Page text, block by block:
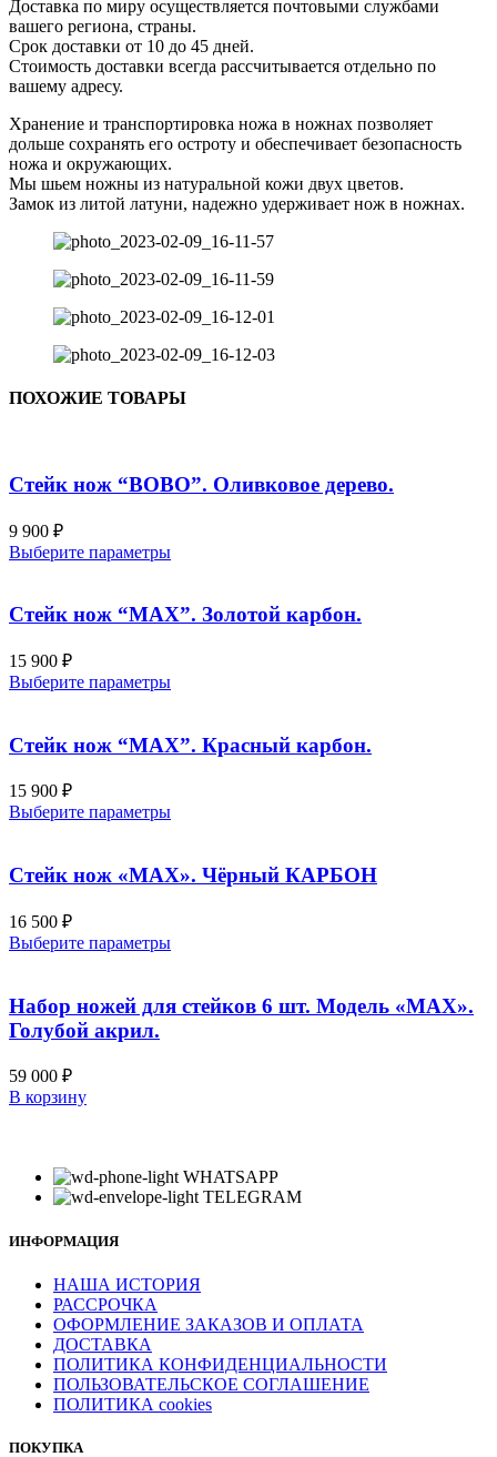
Доставка по миру осуществляется почтовыми службами
вашего региона, страны.
Срок доставки от 10 до 45 дней.
Стоимость доставки всегда рассчитывается отдельно по
вашему адресу.
Хранение и транспортировка ножа в ножнах позволяет
дольше сохранять его остроту и обеспечивает безопасность
ножа и окружающих.
Мы шьем ножны из натуральной кожи двух цветов.
Замок из литой латуни, надежно удерживает нож в ножнах.
ПОХОЖИЕ ТОВАРЫ
Стейк нож “BOBO”. Оливковое дерево.
9 900 ₽
Выберите параметрыЭтот
несколько
выбрать
товара.
Стейк нож “MAX”. Золотой карбон.
15 900 ₽
Выберите параметрыЭтот
несколько
вариаций.
выбрать
товара.
Стейк нож “MAX”. Красный карбон.
15 900 ₽
Выберите параметрыЭтот
несколько
вариаций.
выбрать
товара.
Стейк нож «MAX». Чёрный КАРБОН
16 500 ₽
Выберите параметрыЭтот
несколько
вариаций.
Набор ножей для стейков 6 шт. Модель «MAX».
Голубой акрил.
59 000 ₽
В корзину
WHATSAPP
TELEGRAM
ИНФОРМАЦИЯ
НАША ИСТОРИЯ
РАССРОЧКА
ОФОРМЛЕНИЕ ЗАКАЗОВ И ОПЛАТА
ДОСТАВКА
ПОЛИТИКА КОНФИДЕНЦИАЛЬНОСТИ
ПОЛЬЗОВАТЕЛЬСКОЕ СОГЛАШЕНИЕ
ПОЛИТИКА cookies
ПОКУПКА